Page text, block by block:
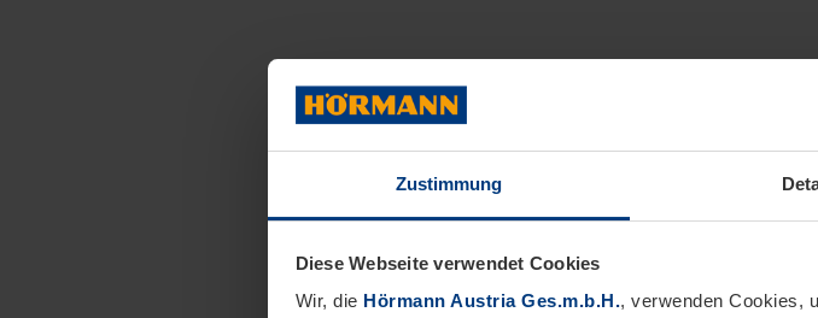
Zustimmung
Diese Webseite verwendet Cookies
Wir, die Hörmann Austria Ges.m.b.H., verwenden Cookies,